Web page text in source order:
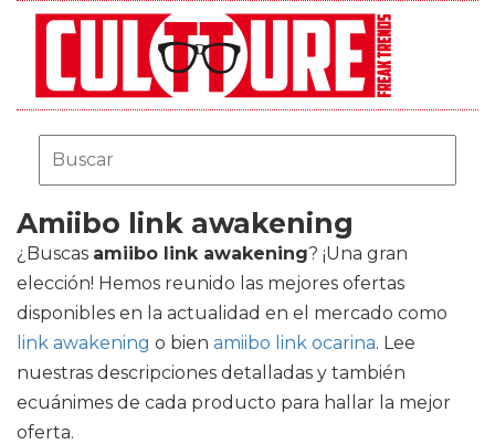
Amiibo link awakening
¿Buscas amiibo link awakening? ¡Una gran
elección! Hemos reunido las mejores ofertas
disponibles en la actualidad en el mercado como
link awakening o bien amiibo link ocarina. Lee
nuestras descripciones detalladas y también
ecuánimes de cada producto para hallar la mejor
oferta.